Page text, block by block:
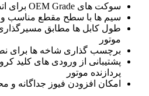
سوکت های OEM Grade برای اتصال سریع و مطمئن
سیم ها با سطح مقطع مناسب و
طول کابل ها مطابق
موتور
برچسب گذاری شاخه ها برای
پشتیبانی از ورودی های کلید
پردازنده موتور
امکان افزودن فیوز جداگانه و